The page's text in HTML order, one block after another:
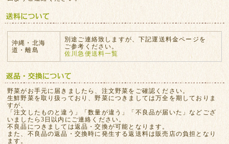
沖縄・北海
道・離島
別途ご連絡致しますが、下記運送料金ページを
ご参考ください。
佐川急便送料一覧
野菜がお手元に届きましたら、注文野菜をご確認ください。
生鮮野菜を取り扱っており、野菜につきましては万全を期しておりま
すが、
「注文したものと違う」「数量が違う」「不良品が届いた」などござ
いましたら3日以内にご連絡ください。
不良品につきましては返品・交換が可能となります。
また、不良品の返品・交換時に発生する返送料は販売店の負担となり
ます。